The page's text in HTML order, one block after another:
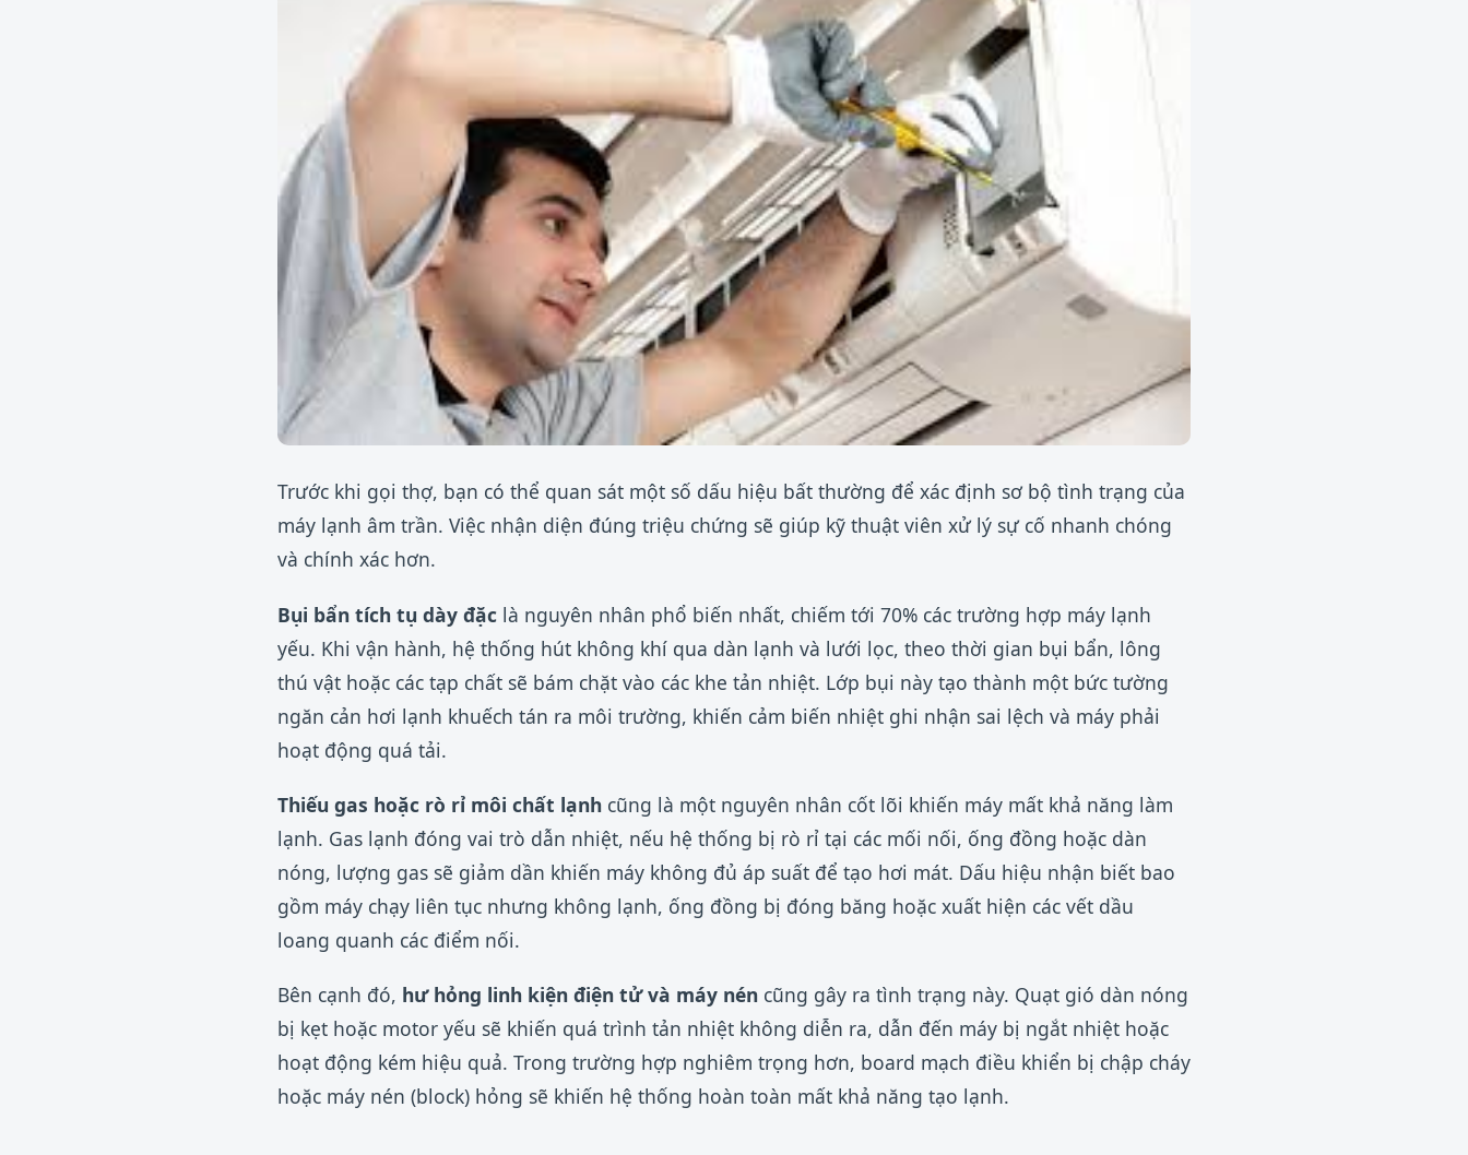
Trước khi gọi thợ, bạn có thể quan sát một số dấu hiệu bất thường để xác định sơ bộ tình trạng của
máy lạnh âm trần. Việc nhận diện đúng triệu chứng sẽ giúp kỹ thuật viên xử lý sự cố nhanh chóng
và chính xác hơn.
Bụi bẩn tích tụ dày đặc là nguyên nhân phổ biến nhất, chiếm tới 70% các trường hợp máy lạnh
yếu. Khi vận hành, hệ thống hút không khí qua dàn lạnh và lưới lọc, theo thời gian bụi bẩn, lông
thú vật hoặc các tạp chất sẽ bám chặt vào các khe tản nhiệt. Lớp bụi này tạo thành một bức tường
ngăn cản hơi lạnh khuếch tán ra môi trường, khiến cảm biến nhiệt ghi nhận sai lệch và máy phải
hoạt động quá tải.
Thiếu gas hoặc rò rỉ môi chất lạnh cũng là một nguyên nhân cốt lõi khiến máy mất khả năng làm
lạnh. Gas lạnh đóng vai trò dẫn nhiệt, nếu hệ thống bị rò rỉ tại các mối nối, ống đồng hoặc dàn
nóng, lượng gas sẽ giảm dần khiến máy không đủ áp suất để tạo hơi mát. Dấu hiệu nhận biết bao
gồm máy chạy liên tục nhưng không lạnh, ống đồng bị đóng băng hoặc xuất hiện các vết dầu
loang quanh các điểm nối.
Bên cạnh đó, hư hỏng linh kiện điện tử và máy nén cũng gây ra tình trạng này. Quạt gió dàn nóng
bị kẹt hoặc motor yếu sẽ khiến quá trình tản nhiệt không diễn ra, dẫn đến máy bị ngắt nhiệt hoặc
hoạt động kém hiệu quả. Trong trường hợp nghiêm trọng hơn, board mạch điều khiển bị chập cháy
hoặc máy nén (block) hỏng sẽ khiến hệ thống hoàn toàn mất khả năng tạo lạnh.